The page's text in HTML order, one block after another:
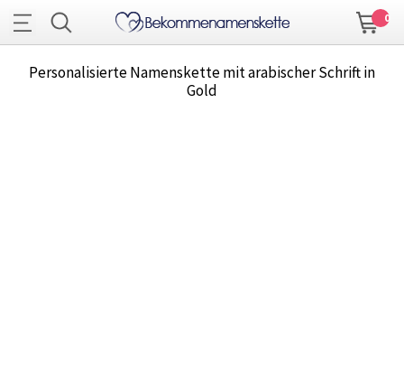
0
Personalisierte Namenskette mit arabischer Schrift in
Gold